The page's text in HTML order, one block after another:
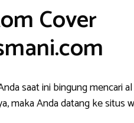
Cover
saat ini bingung mencari
maka Anda datang ke situs